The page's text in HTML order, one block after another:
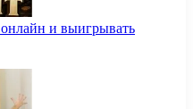
и выигрывать